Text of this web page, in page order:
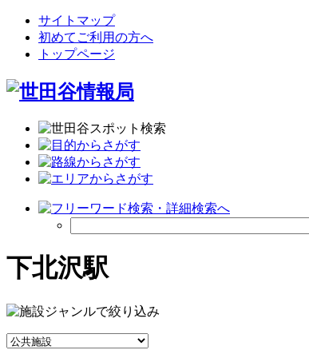
サイトマップ
初めてご利用の方へ
トップページ
下北沢駅